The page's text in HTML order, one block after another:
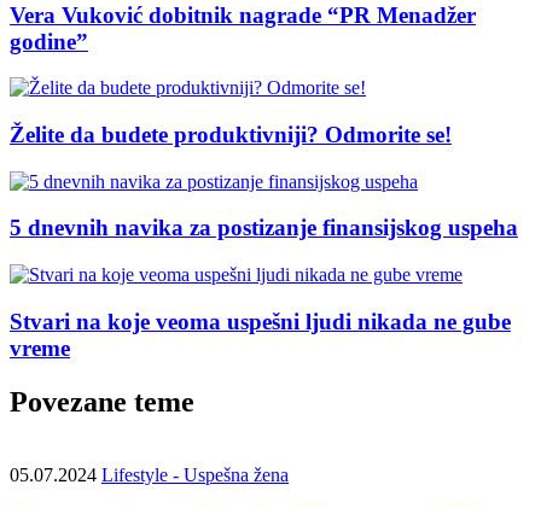
Vera Vuković dobitnik nagrade “PR Menadžer
godine”
Želite da budete produktivniji? Odmorite se!
5 dnevnih navika za postizanje finansijskog uspeha
Stvari na koje veoma uspešni ljudi nikada ne gube
vreme
Povezane teme
05.07.2024 Lifestyle - Uspešna žena